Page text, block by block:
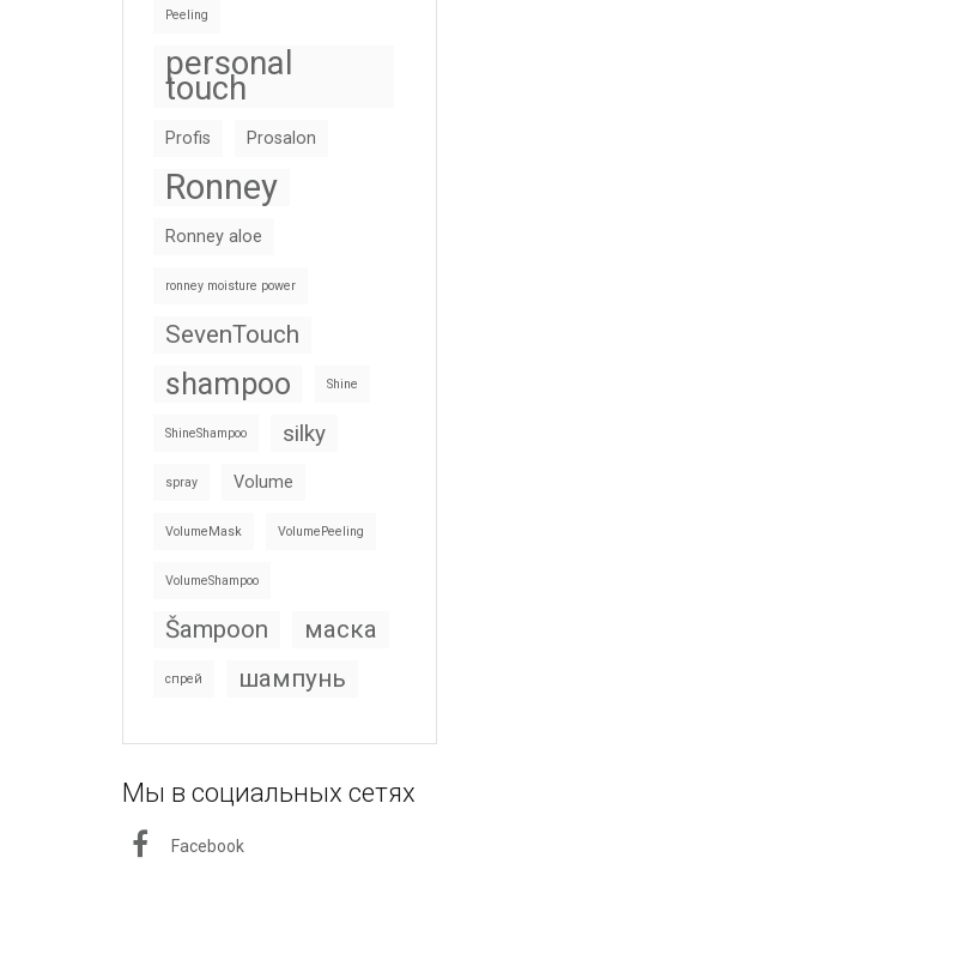
Peeling
personal
touch
Profis Prosalon
Ronney
Ronney aloe
ronney moisture power
SevenTouch
shampoo Shine
ShineShampoo silky
spray Volume
VolumeMask VolumePeeling
VolumeShampoo
Šampoon маска
спрей шампунь
Мы в социальных сетях
Facebook